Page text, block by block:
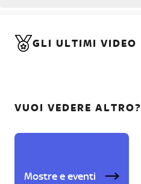
GLI ULTIMI VIDEO
VUOI VEDERE ALTRO?
Mostre e eventi